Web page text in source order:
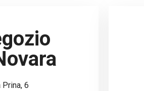
Prina, 6